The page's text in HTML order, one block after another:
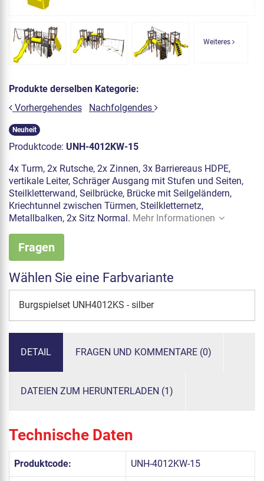
Weiteres
Produkte derselben Kategorie:
Vorhergehendes
Nachfolgendes
Neuheit
Produktcode: UNH-4012KW-15
4x Turm, 2x Rutsche, 2x Zinnen, 3x Barriereaus HDPE,
vertikale Leiter, Schräger Ausgang mit Stufen und Seiten,
Steilkletterwand, Seilbrücke, Brücke mit Seilgeländern,
Kriechtunnel zwischen Türmen, Steilkletternetz,
Metallbalken, 2x Sitz Normal. Mehr Informationen
Fragen
Wählen Sie eine Farbvariante
Burgspielset UNH4012KS - silber
DETAIL FRAGEN UND KOMMENTARE (0)
DATEIEN ZUM HERUNTERLADEN (1)
Technische Daten
Produktcode: UNH-4012KW-15